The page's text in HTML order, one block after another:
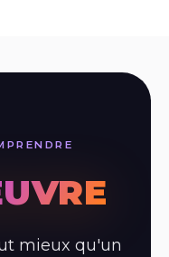
mieux qu'un